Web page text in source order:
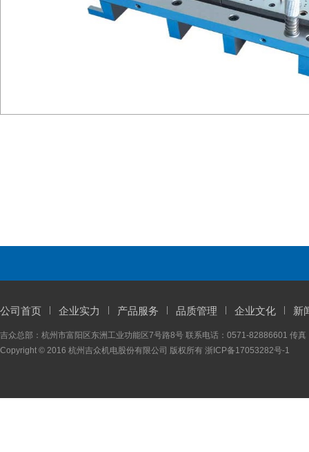
公司首页 企业实力 产品服务 品质管理 企业文化 新
吉众总部：杭州市富阳区东洲工业功能区7号路8号 联系电话：0571-82886601 传
Copyright © 2016 杭州吉众机电股份有限公司 版权所有 浙ICP备17053282号-1